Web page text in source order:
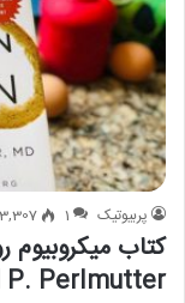
پربیوتیک 1
3,307
کتاب
P. Perlmutter)